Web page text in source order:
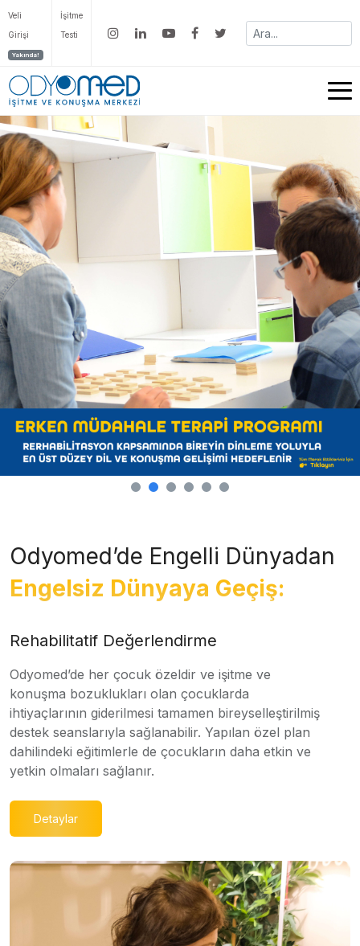
Veli
Girişi
Yakında!
İşitme
Testi
Odyomed’de Engelli Dünyadan
Engelsiz Dünyaya Geçiş:
Rehabilitatif Değerlendirme
Odyomed’de her çocuk özeldir ve işitme ve
konuşma bozuklukları olan çocuklarda
ihtiyaçlarının giderilmesi tamamen bireyselleştirilmiş
destek seanslarıyla sağlanabilir. Yapılan özel plan
dahilindeki eğitimlerle de çocukların daha etkin ve
yetkin olmaları sağlanır.
Detaylar